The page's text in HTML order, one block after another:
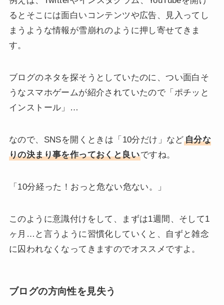
るとそこには面白いコンテンツや広告、見入ってし
まうような情報が雪崩れのように押し寄せてきま
す。
ブログのネタを探そうとしていたのに、つい面白そ
うなスマホゲームが紹介されていたので「ポチッと
インストール」…
なので、SNSを開くときは「10分だけ」など自分な
りの決まり事を作っておくと良いですね。
「10分経った！おっと危ない危ない。」
このように意識付けをして、まずは1週間、そして1
ヶ月…と言うように習慣化していくと、自ずと雑念
に囚われなくなってきますのでオススメですよ。
ブログの方向性を見失う